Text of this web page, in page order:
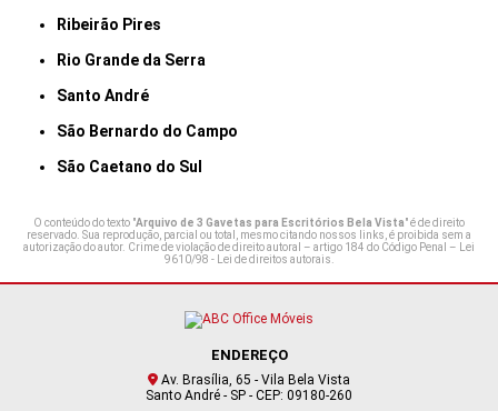
Ribeirão Pires
Rio Grande da Serra
Santo André
São Bernardo do Campo
São Caetano do Sul
O conteúdo do texto "Arquivo de 3 Gavetas para Escritórios Bela Vista" é de direito
reservado. Sua reprodução, parcial ou total, mesmo citando nossos links, é proibida sem a
autorização do autor. Crime de violação de direito autoral – artigo 184 do Código Penal – Lei
9610/98 - Lei de direitos autorais.
ENDEREÇO
Av. Brasília, 65 - Vila Bela Vista
Santo André - SP - CEP: 09180-260